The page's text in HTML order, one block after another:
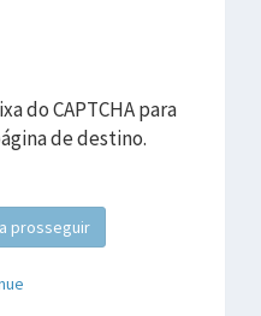
do CAPTCHA para
de destino.
prosseguir